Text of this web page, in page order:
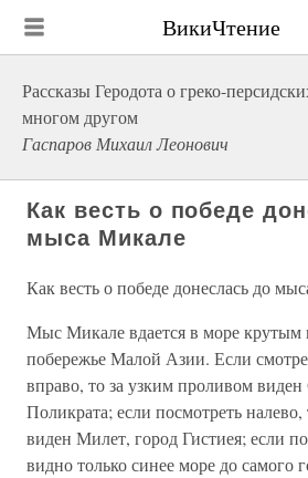
ВикиЧтение
Рассказы Геродота о греко-
многом другом
Гаспаров Михаил Леонович
Как весть о победе
мыса Микале
Как весть о победе донеслась до
Мыс Микале вдается в море крутым
побережье Малой Азии. Если
вправо, то за узким проливом
Поликрата; если посмотреть
виден Милет, город Гистиея; если
видно только синее море до самого